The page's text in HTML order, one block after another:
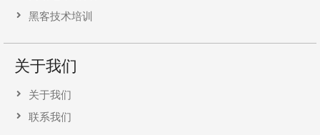
黑客技术培训
关于我们
关于我们
联系我们